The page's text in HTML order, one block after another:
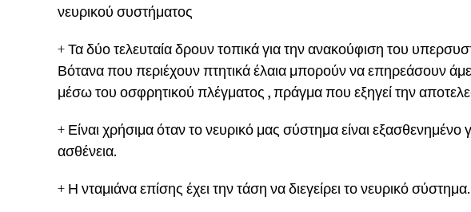
νευρικού συστήματος
+ Τα δύο τελευταία δρουν τοπικά για την ανακούφιση του
Βότανα που περιέχουν πτητικά έλαια μπορούν να επηρεάσουν
μέσω του οσφρητικού πλέγματος , πράγμα που εξηγεί την
+ Είναι χρήσιμα όταν το νευρικό μας σύστημα είναι
ασθένεια.
+ Η νταμιάνα επίσης έχει την τάση να διεγείρει το νευρικό σύστημα.